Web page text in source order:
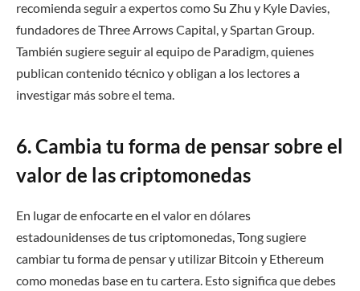
recomienda seguir a expertos como Su Zhu y Kyle Davies,
fundadores de Three Arrows Capital, y Spartan Group.
También sugiere seguir al equipo de Paradigm, quienes
publican contenido técnico y obligan a los lectores a
investigar más sobre el tema.
6. Cambia tu forma de pensar sobre el
valor de las criptomonedas
En lugar de enfocarte en el valor en dólares
estadounidenses de tus criptomonedas, Tong sugiere
cambiar tu forma de pensar y utilizar Bitcoin y Ethereum
como monedas base en tu cartera. Esto significa que debes